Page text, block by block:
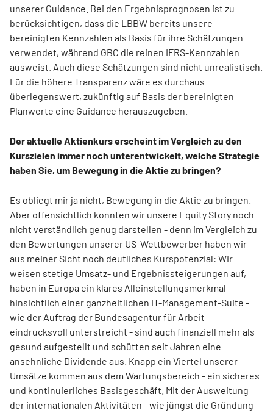
unserer Guidance. Bei den Ergebnisprognosen ist zu
berücksichtigen, dass die LBBW bereits unsere
bereinigten Kennzahlen als Basis für ihre Schätzungen
verwendet, während GBC die reinen IFRS-Kennzahlen
ausweist. Auch diese Schätzungen sind nicht unrealistisch.
Für die höhere Transparenz wäre es durchaus
überlegenswert, zukünftig auf Basis der bereinigten
Planwerte eine Guidance herauszugeben.
Der aktuelle Aktienkurs erscheint im Vergleich zu den
Kurszielen immer noch unterentwickelt, welche Strategie
haben Sie, um Bewegung in die Aktie zu bringen?
Es obliegt mir ja nicht, Bewegung in die Aktie zu bringen.
Aber offensichtlich konnten wir unsere Equity Story noch
nicht verständlich genug darstellen - denn im Vergleich zu
den Bewertungen unserer US-Wettbewerber haben wir
aus meiner Sicht noch deutliches Kurspotenzial: Wir
weisen stetige Umsatz- und Ergebnissteigerungen auf,
haben in Europa ein klares Alleinstellungsmerkmal
hinsichtlich einer ganzheitlichen IT-Management-Suite -
wie der Auftrag der Bundesagentur für Arbeit
eindrucksvoll unterstreicht - sind auch finanziell mehr als
gesund aufgestellt und schütten seit Jahren eine
ansehnliche Dividende aus. Knapp ein Viertel unserer
Umsätze kommen aus dem Wartungsbereich - ein sicheres
und kontinuierliches Basisgeschäft. Mit der Ausweitung
der internationalen Aktivitäten - wie jüngst die Gründung